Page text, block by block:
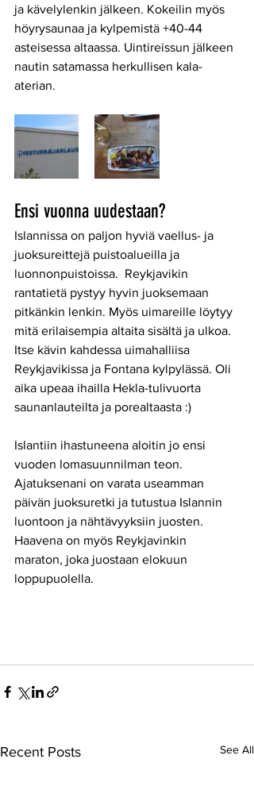
ja kävelylenkin jälkeen. Kokeilin myös
höyrysaunaa ja kylpemistä +40-44
asteisessa altaassa. Uintireissun jälkeen
nautin satamassa herkullisen kala-
aterian.
Ensi vuonna uudestaan?
Islannissa on paljon hyviä vaellus- ja
juoksureittejä puistoalueilla ja
luonnonpuistoissa.  Reykjavikin
rantatietä pystyy hyvin juoksemaan
pitkänkin lenkin. Myös uimareille löytyy
mitä erilaisempia altaita sisältä ja ulkoa.
Itse kävin kahdessa uimahalliisa
Reykjavikissa ja Fontana kylpylässä. Oli
aika upeaa ihailla Hekla-tulivuorta
saunanlauteilta ja porealtaasta :)
Islantiin ihastuneena aloitin jo ensi
vuoden lomasuunnilman teon.
Ajatuksenani on varata useamman
päivän juoksuretki ja tutustua Islannin
luontoon ja nähtävyyksiin juosten.
Haavena on myös Reykjavinkin
maraton, joka juostaan elokuun
loppupuolella.
Recent Posts See All